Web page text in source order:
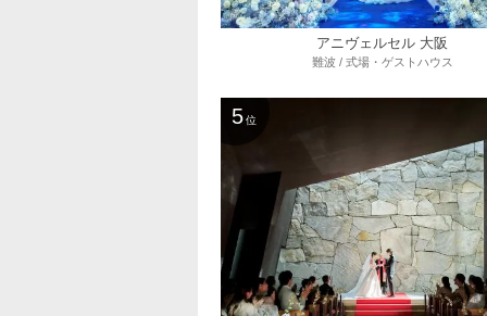
アニヴェルセル 大阪
難波 / 式場・ゲストハウス
5 位